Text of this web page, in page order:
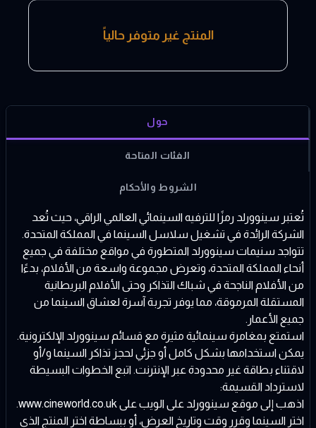
المنتج غير متوفر حالياً
حول
الفئات المتاحة
الشروط والأحكام
تُعتبر سينوورلد رمزًا للترفيه السينمائي العالمي الراقي، حيث تُعد
الشركة الرائدة في تشغيل سلاسل السينما في المملكة المتحدة.
تتواجد سنيمات سينوورلد المتطورة في مواقع مختلفة في جميع
أنحاء المملكة المتحدة، وتعرض مجموعة واسعة من الأفلام، بدءًا
من الأفلام الناجحة في شباك التذاكر وحتى الأفلام البريطانية
المستقلة المرموقة، مما يوفر تجربة آسرة لعشاق السينما من
جميع الأعمار.
استمتع بمغامرة سينمائية مثيرة مع قسائم سينوورلد الإلكترونية.
يمكن استخدامها بشكل كامل أو جزئي لحجز تذاكر السينما و/أو
لاقتناء بطاقة غير محدودة عبر الإنترنت. اتبع الخطوات البسيطة
لاسترداد القسيمة:
اذهب إلى موقع سينوورلد على الويب على www.cineworld.co.uk
.
اختر السينما وقرر وقت وتاريخ العرض، أو ببساطة اختر المنتج الذي